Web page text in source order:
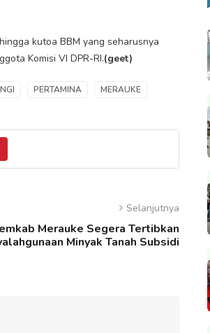
kutoa BBM yang seharusnya
Komisi VI DPR-RI.(geet)
PERTAMINA MERAUKE
Selanjutnya
Merauke Segera Tertibkan
Minyak Tanah Subsidi